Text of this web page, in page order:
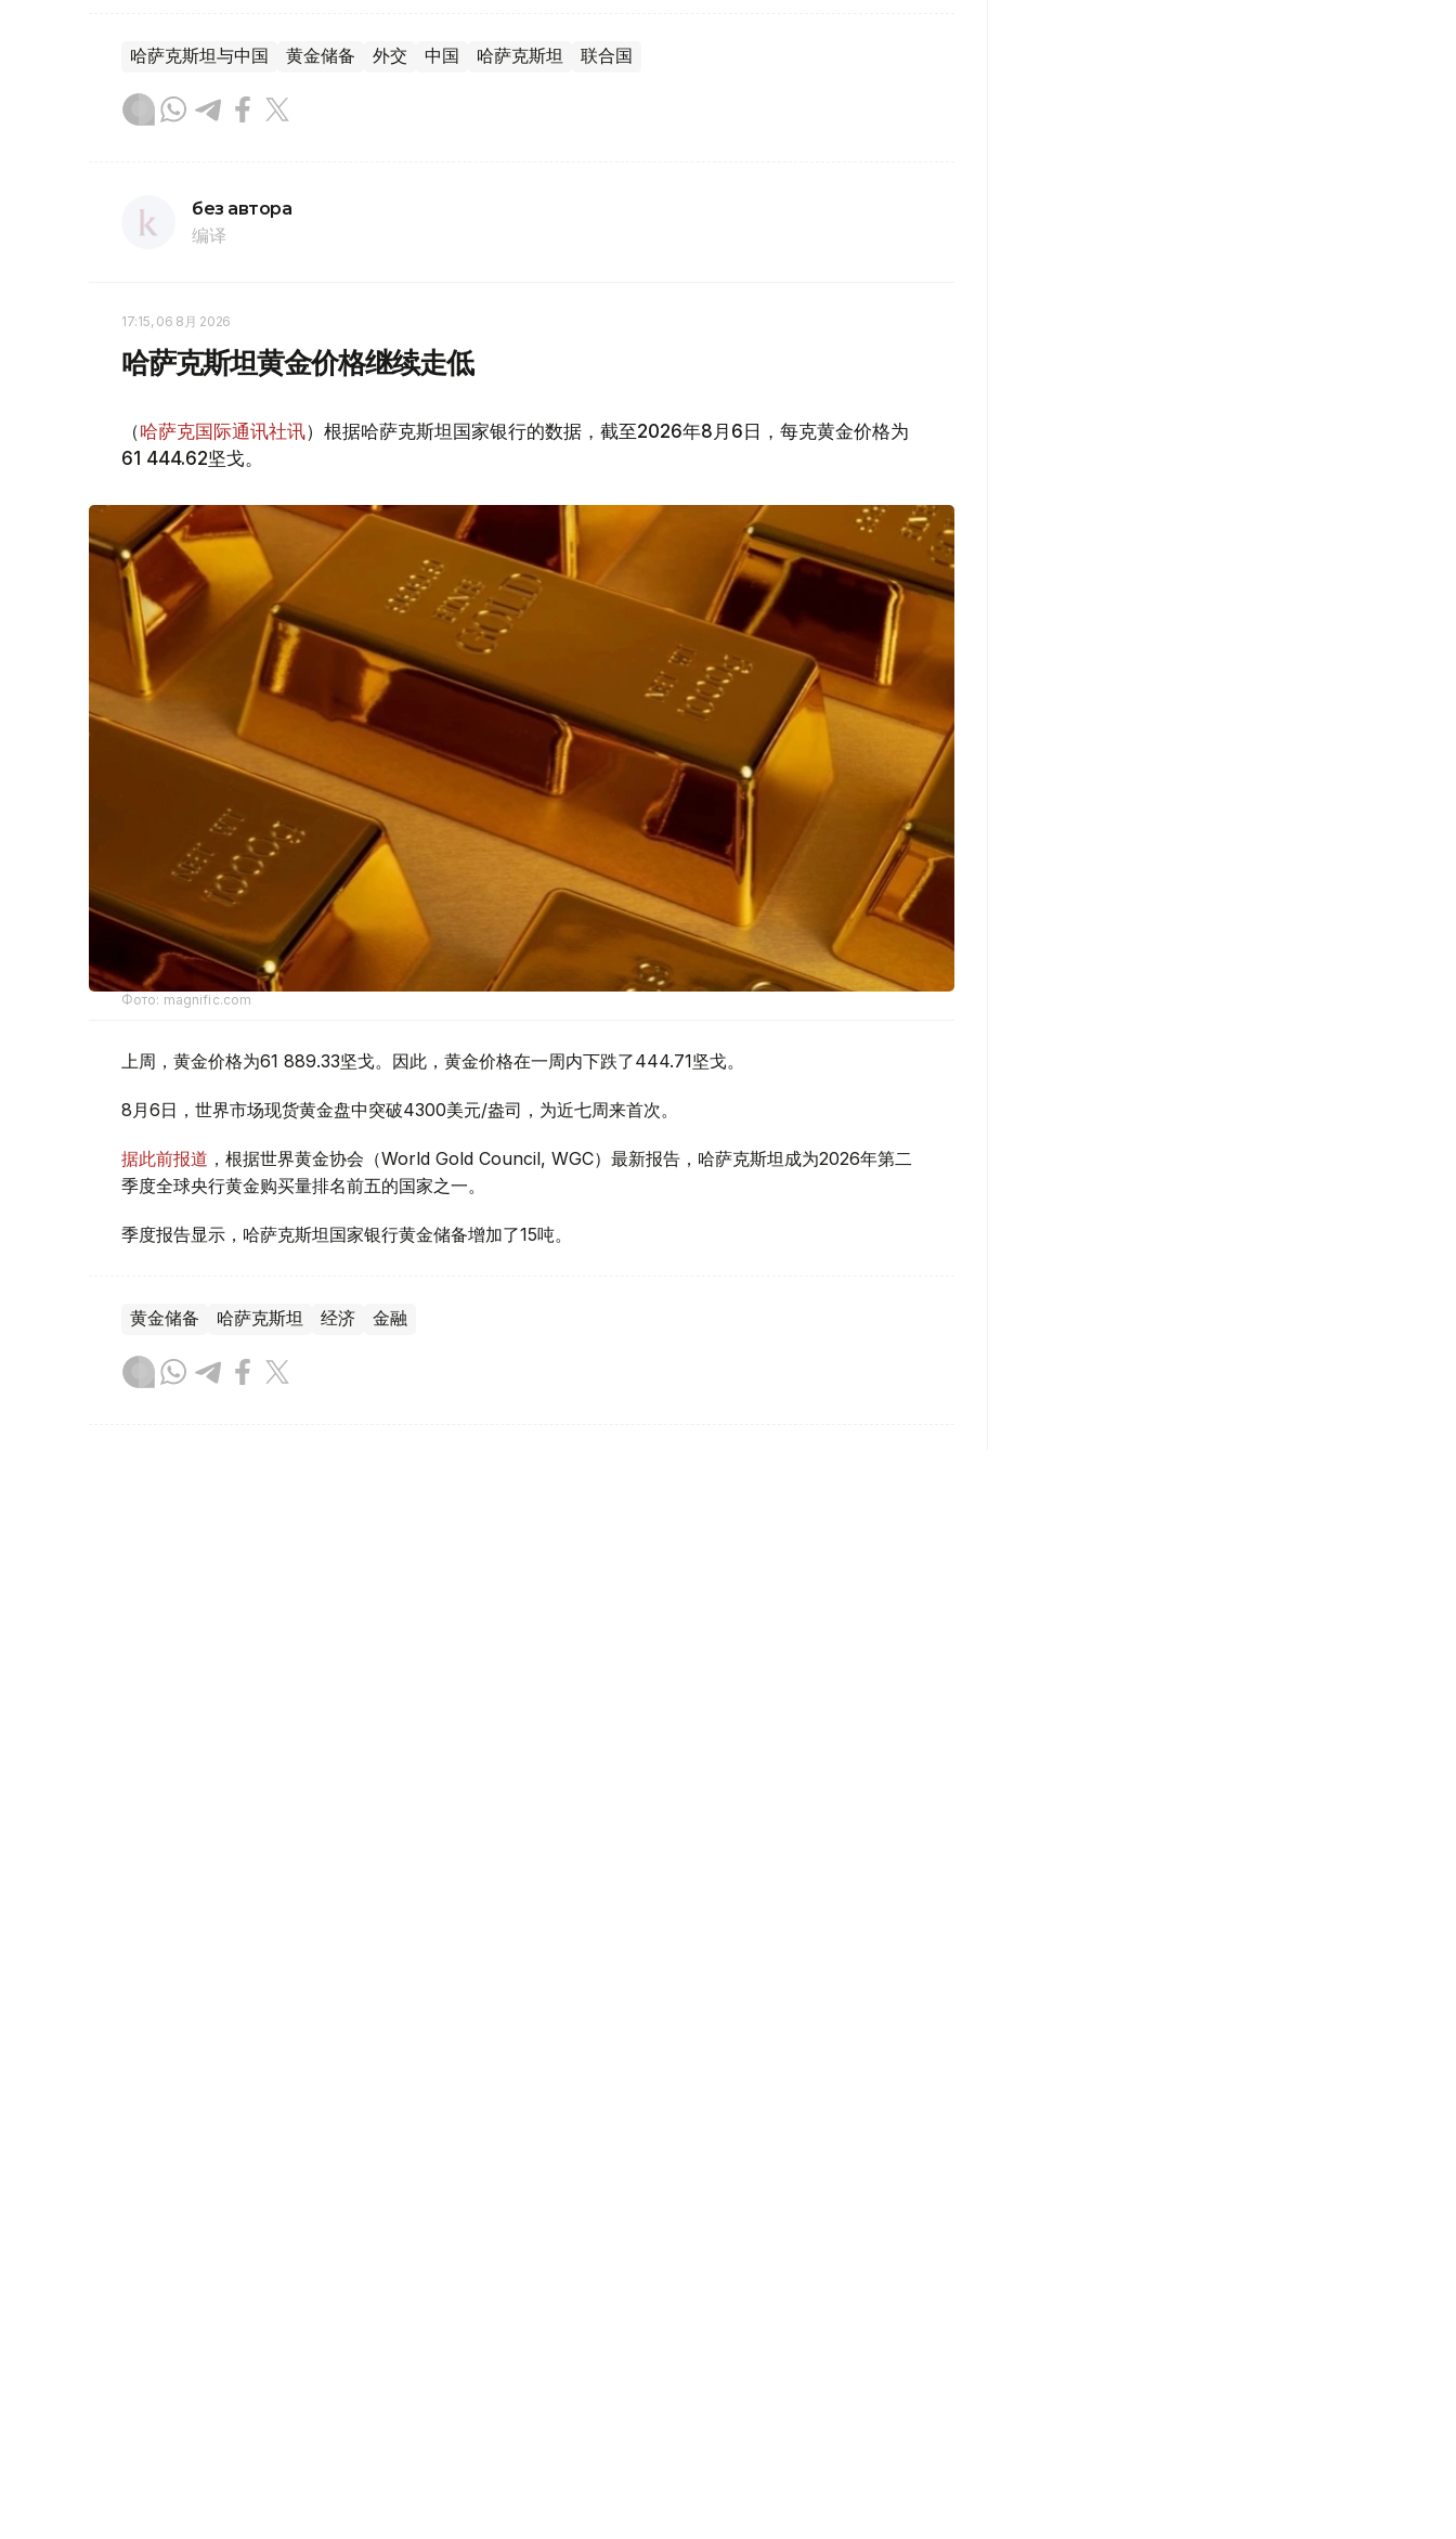
哈萨克斯坦与中国 黄金储备 外交 中国 哈萨克斯坦 联合国
без автора
编译
17:15, 06 8月 2026
哈萨克斯坦黄金价格继续走低
（哈萨克国际通讯社讯）根据哈萨克斯坦国家银行的数据，截至2026年8月6日，每克黄金价格为
61 444.62坚戈。
Фото: magnific.com
上周，黄金价格为61 889.33坚戈。因此，黄金价格在一周内下跌了444.71坚戈。
8月6日，世界市场现货黄金盘中突破4300美元/盎司，为近七周来首次。
据此前报道 ，根据世界黄金协会（World Gold Council, WGC）最新报告，哈萨克斯坦成为2026年第二
季度全球央行黄金购买量排名前五的国家之一。
季度报告显示，哈萨克斯坦国家银行黄金储备增加了15吨。
黄金储备 哈萨克斯坦 经济 金融